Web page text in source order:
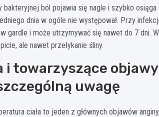
bakteryjnej ból pojawia się nagle i szybko
dnia w ogóle nie występował. Przy
gardle i może utrzymywać się nawet do 7 dni.
ale nawet przełykanie śliny.
i towarzyszące
uwagę
ciała to jeden z głównych objawów